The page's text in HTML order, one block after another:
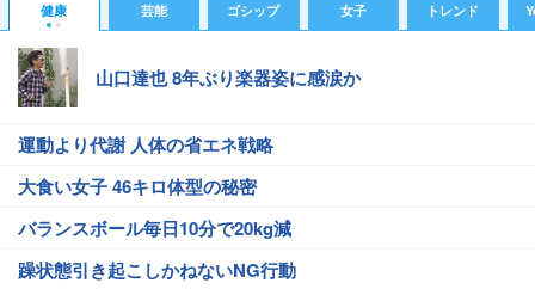
健康 芸能 ゴシップ 女子 トレンド
山口達也 8年ぶり楽器姿に感涙か
運動より代謝 人体の省エネ戦略
大食い女子 46キロ体型の秘密
バランスボール毎日10分で20kg減
躁状態引き起こしかねないNG行動